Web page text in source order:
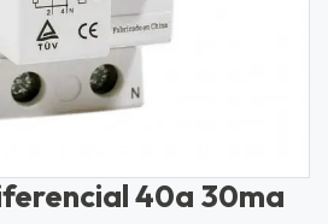
40a 30ma